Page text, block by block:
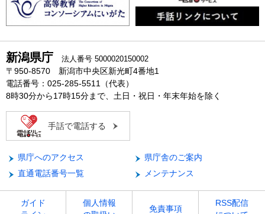
新潟県庁 法人番号 5000020150002
〒950-8570 新潟市中央区新光町4番地1
電話番号：025-285-5511（代表）
8時30分から17時15分まで、土日・祝日・年末年始を除く
手話で電話する
県庁へのアクセス
県庁舎のご案内
直通電話番号一覧
メンテナンス
ガイド
個人情報
免責事項
RSS配信